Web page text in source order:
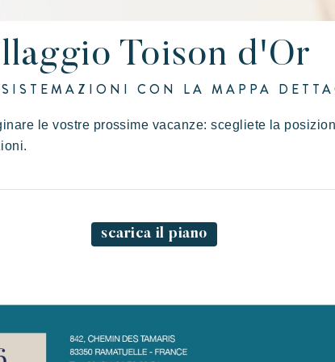
Kon Tiki
Festoso
Paradiso tropicale
L'atmosfera dei
in famiglia Prendersi il tempo
Toison d'Or
CON LA MAPPA
le vostre prossime vacanze: scegliete la
scarica il piano